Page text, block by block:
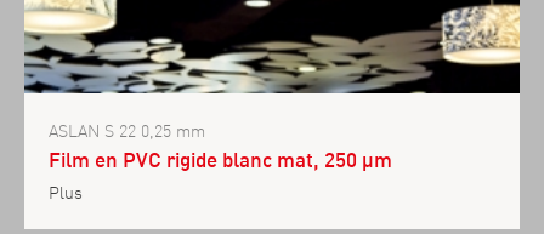
ASLAN S 22 0,25 mm
Film en PVC rigide blanc mat, 250 µm
Plus